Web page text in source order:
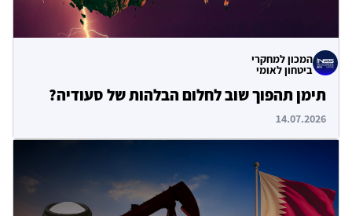
המכון למחקרי
ביטחון לאומי
תימן תהפוך שוב לחלום הבלהות של סעודיה?
14.07.2026